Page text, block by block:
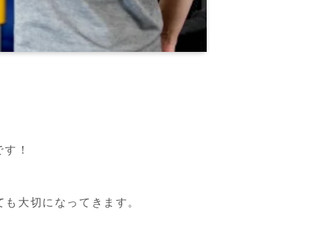
！
大切になってきます。